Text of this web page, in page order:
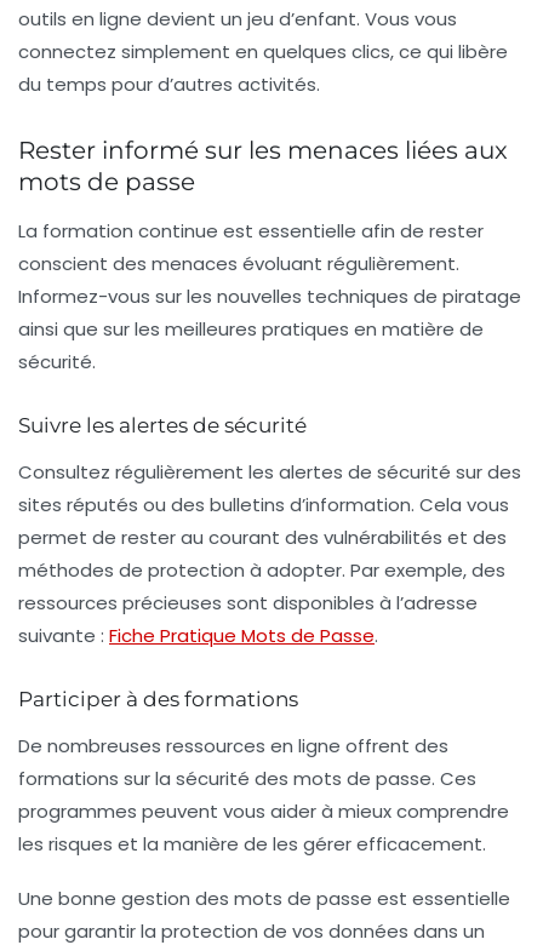
outils en ligne devient un jeu d’enfant. Vous vous
connectez simplement en quelques clics, ce qui libère
du temps pour d’autres activités.
Rester informé sur les menaces liées aux
mots de passe
La formation continue est essentielle afin de rester
conscient des menaces évoluant régulièrement.
Informez-vous sur les nouvelles techniques de piratage
ainsi que sur les meilleures pratiques en matière de
sécurité.
Suivre les alertes de sécurité
Consultez régulièrement les alertes de sécurité sur des
sites réputés ou des bulletins d’information. Cela vous
permet de rester au courant des vulnérabilités et des
méthodes de protection à adopter. Par exemple, des
ressources précieuses sont disponibles à l’adresse
suivante : Fiche Pratique Mots de Passe.
Participer à des formations
De nombreuses ressources en ligne offrent des
formations sur la sécurité des mots de passe. Ces
programmes peuvent vous aider à mieux comprendre
les risques et la manière de les gérer efficacement.
Une bonne gestion des mots de passe est essentielle
pour garantir la protection de vos données dans un